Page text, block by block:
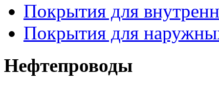
Покрытия для
Покрытия для
Нефтепроводы